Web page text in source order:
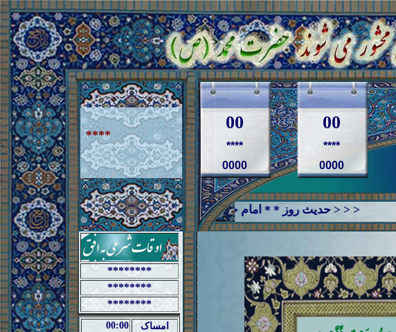
**** 00
****
0000
00
****
0000
********
********
********
00:00
امساک